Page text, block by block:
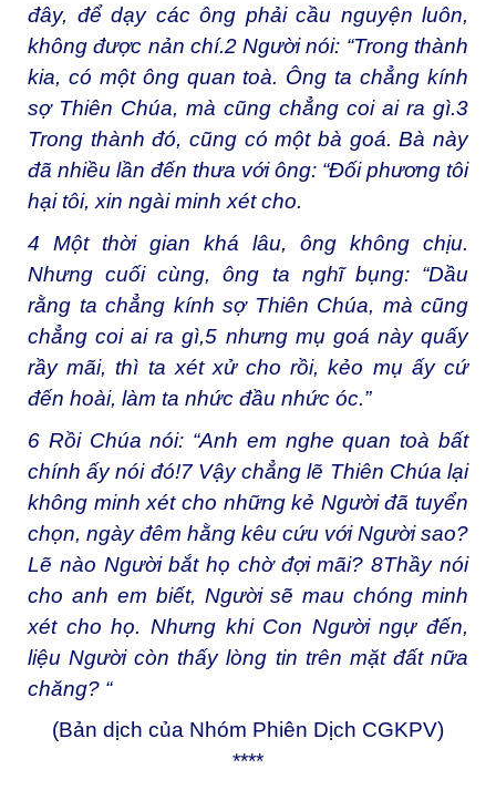
đây, để dạy các ông phải cầu nguyện luôn,
không được nản chí.2Người nói: “Trong thành
kia, có một ông quan toà. Ông ta chẳng kính
sợ Thiên Chúa, mà cũng chẳng coi ai ra gì.3
Trong thành đó, cũng có một bà goá. Bà này
đã nhiều lần đến thưa với ông: “Đối phương tôi
hại tôi, xin ngài minh xét cho.
4 Một thời gian khá lâu, ông không chịu.
Nhưng cuối cùng, ông ta nghĩ bụng: “Dầu
rằng ta chẳng kính sợ Thiên Chúa, mà cũng
chẳng coi ai ra gì,5 nhưng mụ goá này quấy
rầy mãi, thì ta xét xử cho rồi, kẻo mụ ấy cứ
đến hoài, làm ta nhức đầu nhức óc.”
6 Rồi Chúa nói: “Anh em nghe quan toà bất
chính ấy nói đó!7Vậy chẳng lẽ Thiên Chúa lại
không minh xét cho những kẻ Người đã tuyển
chọn, ngày đêm hằng kêu cứu với Người sao?
Lẽ nào Người bắt họ chờ đợi mãi?8Thầy nói
cho anh em biết, Người sẽ mau chóng minh
xét cho họ. Nhưng khi Con Người ngự đến,
liệu Người còn thấy lòng tin trên mặt đất nữa
chăng? “
(Bản dịch của Nhóm Phiên Dịch CGKPV)
****